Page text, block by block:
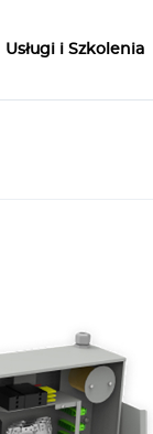
Usługi i Szkolenia